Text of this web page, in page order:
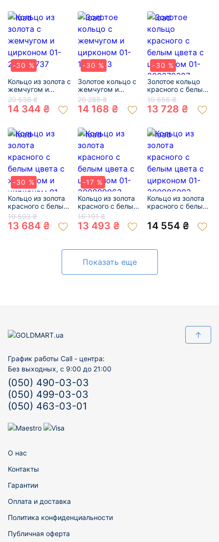
-30 %
Кольцо из золота с
жемчугом и
цирконом 01-
200317737
20 538 ₴
14 344 ₴
-30 %
Золотое кольцо с
жемчугом и
цирконом 01-
19152173
20 286 ₴
14 168 ₴
-30 %
Золотое кольцо
красного с белым
цвета с цирконом
01-200279397
19 656 ₴
13 728 ₴
-30 %
Кольцо из золота
красного с белым
цвета с жемчугом
и цирконом 01-
200146520
19 593 ₴
13 684 ₴
-17 %
Кольцо из золота
красного с белым
цвета с цирконом
01-200809063
16 191 ₴
13 493 ₴
Кольцо из золота
красного с белым
01-200986002
14 554 ₴
Показать еще
↑
График работы Call - центра:
Без выходных, с 9:00 до 21:00
(050) 490-03-03
(050) 499-03-03
(050) 463-03-01
О нас
Контакты
Гарантии
Оплата и доставка
Политика конфиденциальности
Публичная оферта